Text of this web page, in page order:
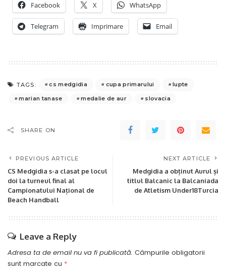
Facebook X WhatsApp
Telegram Imprimare Email
TAGS: cs medgidia cupa primarului
lupte
marian tanase
medalie de aur slovacia
SHARE ON
PREVIOUS ARTICLE
CS Medgidia s-a clasat pe locul
doi la turneul final al
Campionatului Național de
Beach Handball
NEXT ARTICLE
Medgidia a obținut Aurul și
titlul Balcanic la Balcaniada
de Atletism Under18Turcia
Leave a Reply
Adresa ta de email nu va fi publicată. Câmpurile obligatorii
sunt marcate cu *